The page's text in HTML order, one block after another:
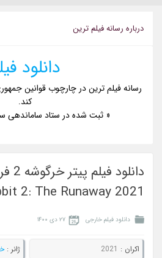
درباره رسانه فيلم ترين
دانلود
رسانه فیلم ترین در چارچوب قوانین
کند.
« ثبت شده در ستاد ساماندهی
2: The Runaway 2021
دانلود فیلم خارجی ۲۷ دی ۱۴۰۰
اکران : 2021 ژانر :